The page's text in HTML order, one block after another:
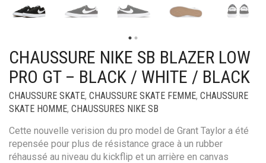
CHAUSSURE NIKE SB BLAZER LOW
PRO GT – BLACK / WHITE / BLACK
CHAUSSURE SKATE, CHAUSSURE SKATE FEMME, CHAUSSURE
SKATE HOMME, CHAUSSURES NIKE SB
Cette nouvelle verision du pro model de Grant Taylor a été
repensée pour plus de résistance grace à un rubber
réhaussé au niveau du kickflip et un arrière en canvas